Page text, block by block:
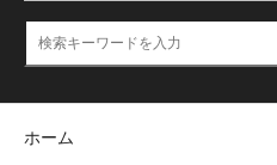
ホーム